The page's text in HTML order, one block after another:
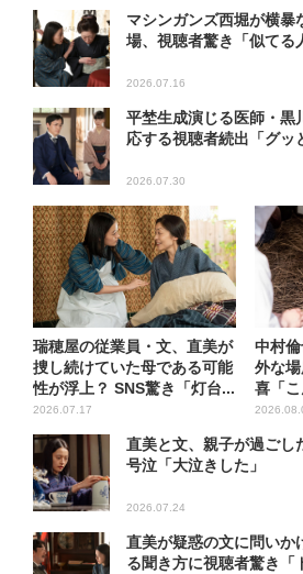
マシンガンズ西堀が横暴
場、視聴者驚き「似てる
2026.07.16
平埜生成演じる医師・黒
応する視聴者続出「グッ
2026.07.30
瑞穂屋の従業員・文、直美が
捜し続けていた母である可能
性が浮上？ SNS驚き「灯台...
2026.07.17
中村
外な
喜「こ
直美と文、親子が過ごし
号泣「大泣きした」
2026.07.24
直美が疑惑の文に問いか
る聞き方に視聴者驚き「